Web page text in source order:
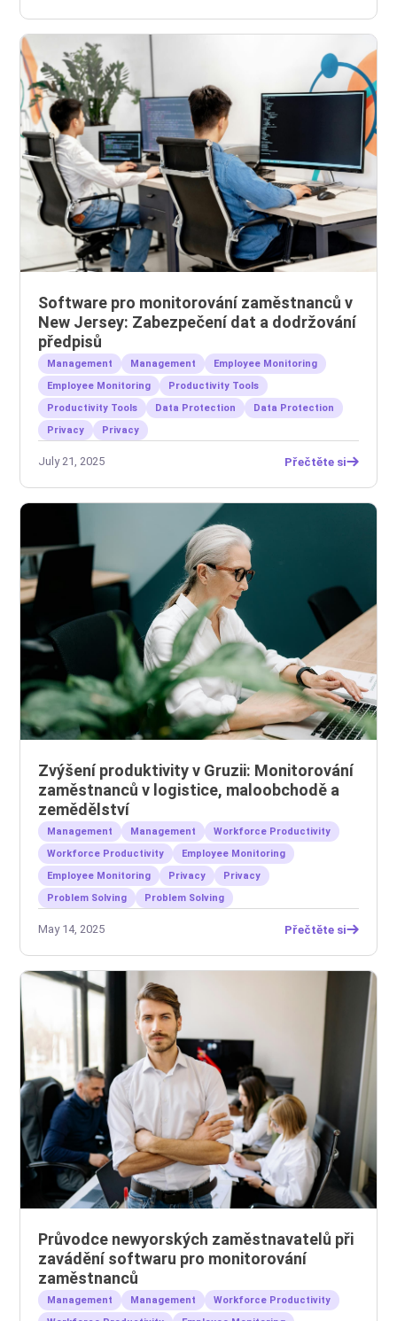
Software pro monitorování zaměstnanců v
New Jersey: Zabezpečení dat a dodržování
předpisů
Management Management
Employee Monitoring
Employee Monitoring
Productivity Tools
Productivity Tools
Data Protection
Data Protection
Privacy
Privacy
July 21, 2025 Přečtěte si
Zvýšení produktivity v Gruzii: Monitorování
zaměstnanců v logistice, maloobchodě a
zemědělství
Management Management
Workforce Productivity
Workforce Productivity
Employee Monitoring
Employee Monitoring
Privacy
Privacy
Problem Solving
Problem Solving
May 14, 2025 Přečtěte si
Průvodce newyorských zaměstnavatelů při
zavádění softwaru pro monitorování
zaměstnanců
Management Management
Workforce Productivity